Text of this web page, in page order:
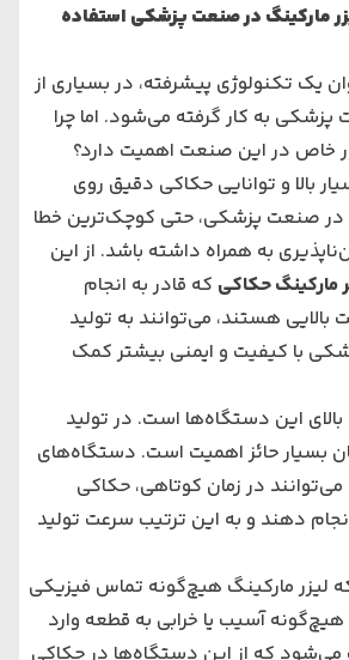
مارکینگ در صنعت پزشکی استفاده
یک تکنولوژی پیشرفته، در بسیاری از
به کار گرفته می‌شود. اما چرا
خاص در این صنعت اهمیت دارد؟
بالا و توانایی حکاکی دقیق روی
صنعت پزشکی، حتی کوچک‌ترین خطا
به همراه داشته باشد. از این
مارکینگ حکاکی که قادر به انجام
بالایی هستند، می‌توانند به تولید
با کیفیت و ایمنی بیشتر کمک
این دستگاه‌ها است. در تولید
بسیار حائز اهمیت است. دستگاه‌های
می‌توانند در زمان کوتاهی، حکاکی
انجام دهند و به این ترتیب سرعت تولید
که لیزر مارکینگ هیچ‌گونه تماس فیزیکی
آسیب یا خرابی به قطعه وارد